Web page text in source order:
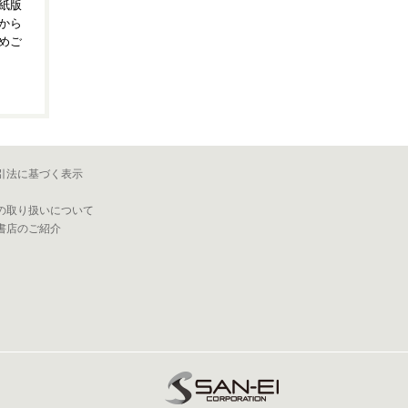
版
ら
ご
法に基づく表示
取り扱いについて
店のご紹介